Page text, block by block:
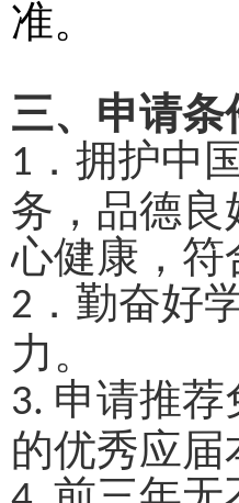
准。
三、申请条
1 ．拥护中
务，品德
心健康，符
2 ．勤奋好
力。
3. 申请推
的优秀应届